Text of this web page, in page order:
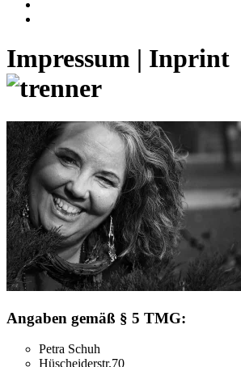
Impressum | Inprint
Angaben gemäß § 5 TMG:
Petra Schuh
Hüscheiderstr.70